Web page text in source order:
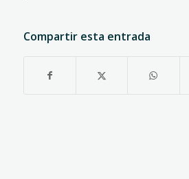
Compartir esta entrada